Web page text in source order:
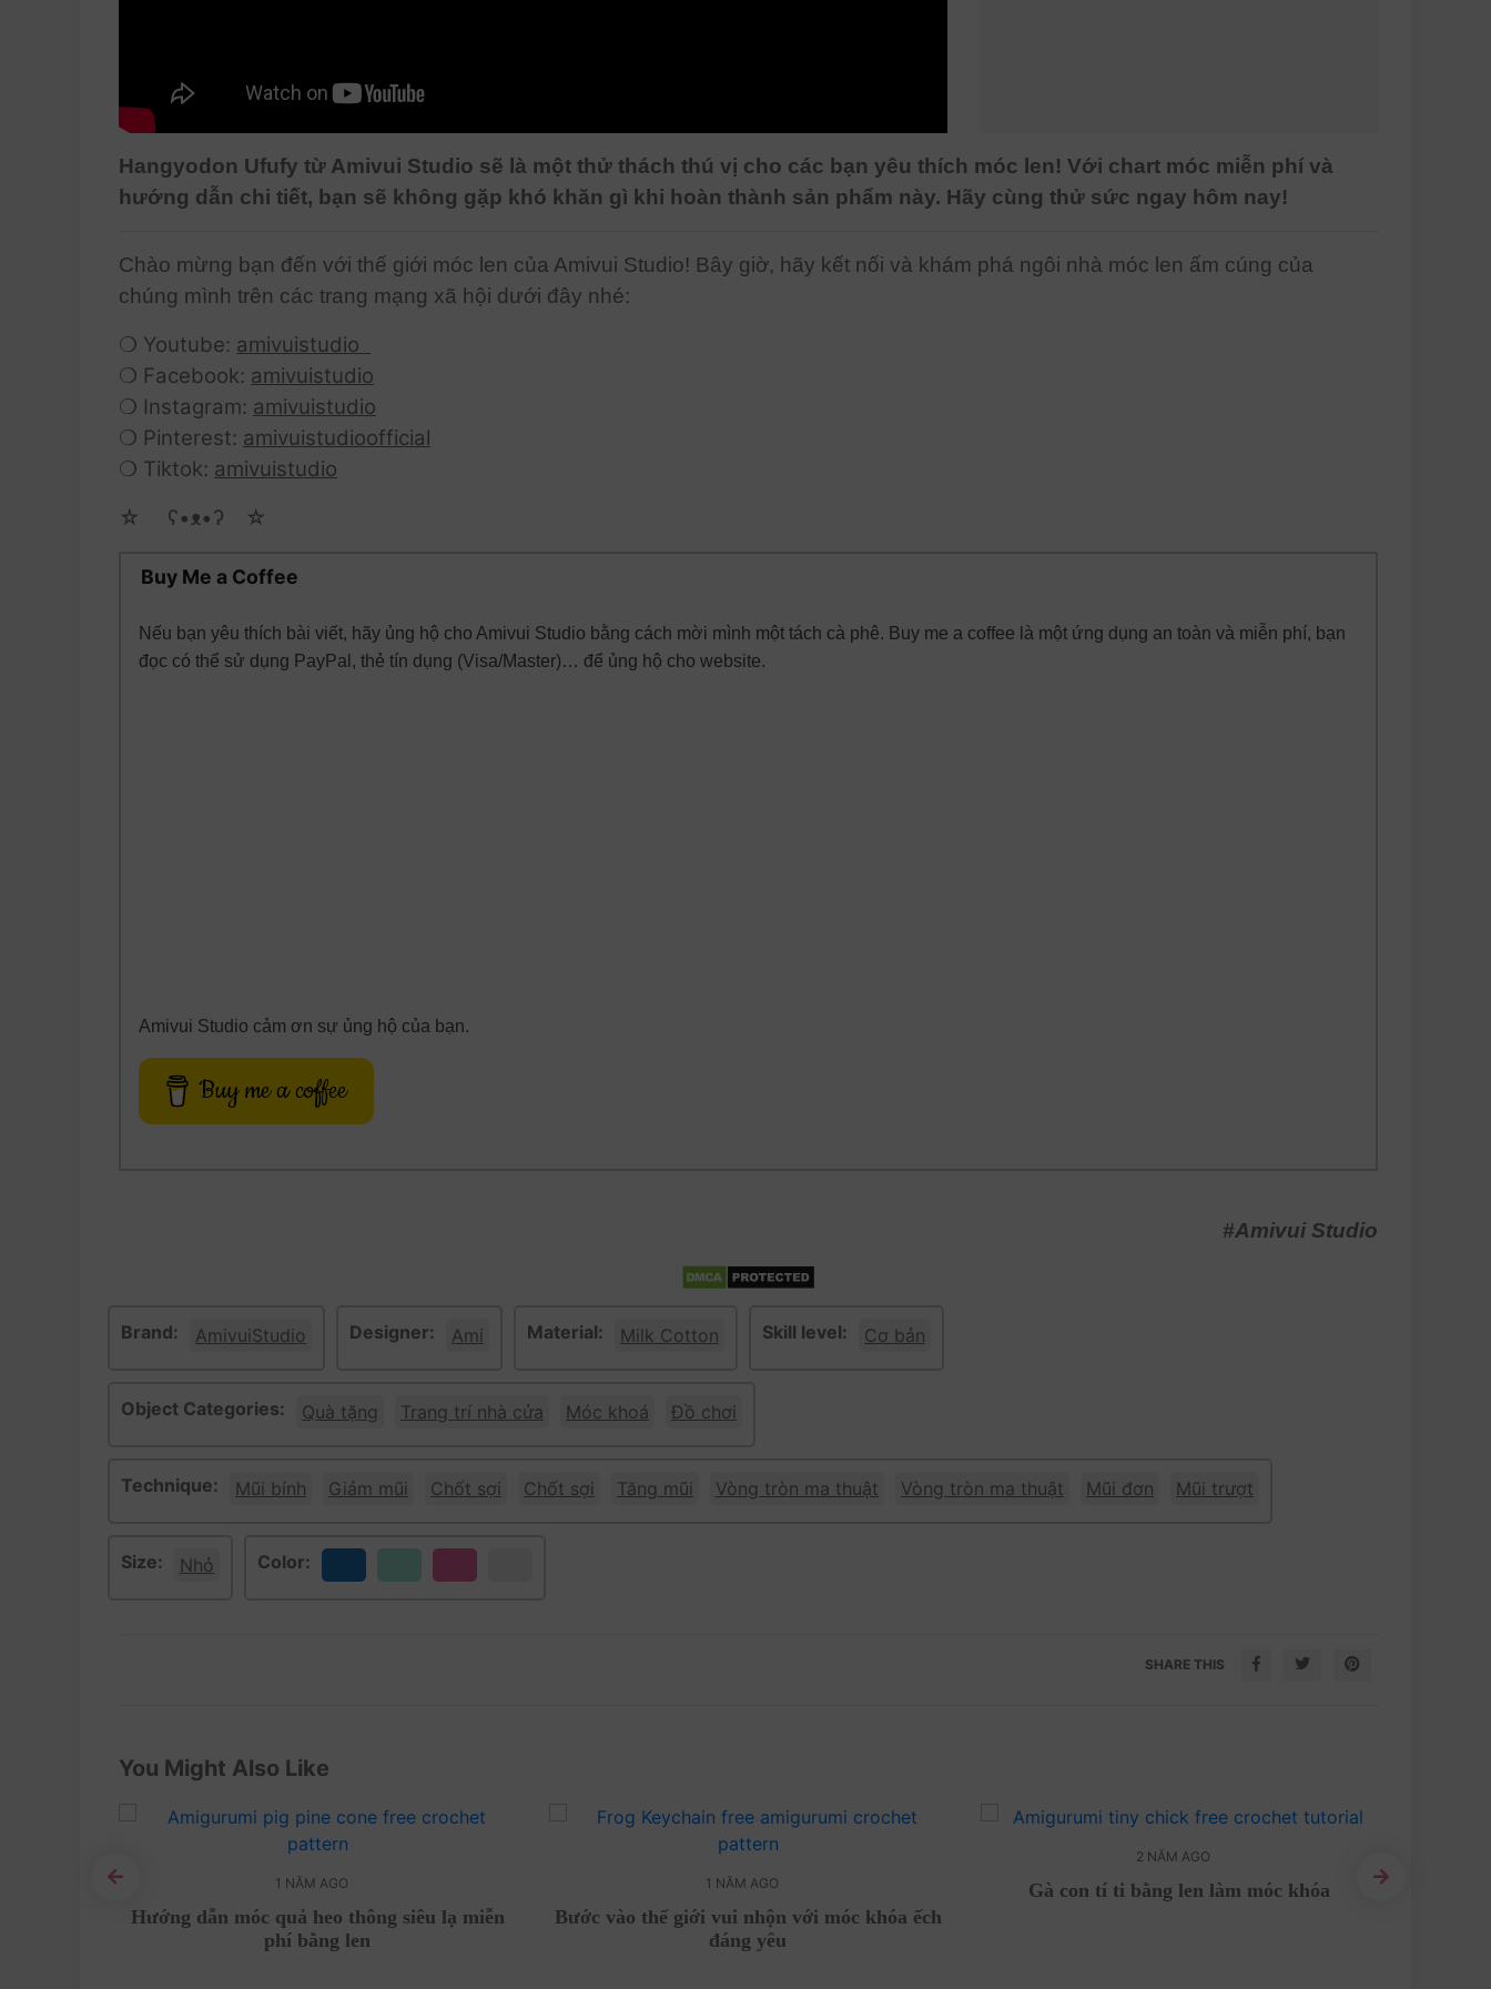
Hangyodon Ufufy từ Amivui Studio sẽ là một thử thách thú vị cho các bạn yêu thích móc len! Với chart móc miễn phí và
hướng dẫn chi tiết, bạn sẽ không gặp khó khăn gì khi hoàn thành sản phẩm này. Hãy cùng thử sức ngay hôm nay!
Chào mừng bạn đến với thế giới móc len của Amivui Studio! Bây giờ, hãy kết nối và khám phá ngôi nhà móc len ấm cúng của
chúng mình trên các trang mạng xã hội dưới đây nhé:
❍ Youtube: amivuistudio
❍ Facebook: amivuistudio
❍ Instagram: amivuistudio
❍ Pinterest: amivuistudioofficial
❍ Tiktok: amivuistudio
☆ゝ ʕ•ᴥ•ʔゝ☆
Buy Me a Coffee
Nếu bạn yêu thích bài viết, hãy ủng hộ cho Amivui Studio bằng cách mời mình một tách cà phê. Buy me a coffee là một ứng dụng an toàn và miễn phí, bạn
đọc có thể sử dụng PayPal, thẻ tín dụng (Visa/Master)… để ủng hộ cho website.
Amivui Studio cảm ơn sự ủng hộ của bạn.
Buy me a coffee
#Amivui Studio
Brand: AmivuiStudio Designer: Ami Material: Milk Cotton Skill level: Cơ bản
Object Categories: Quà tặng Trang trí nhà cửa Móc khoá Đồ chơi
Technique: Mũi bính Giảm mũi Chốt sợi Chốt sợi Tăng mũi Vòng tròn ma thuật Vòng tròn ma thuật Mũi đơn Mũi trượt
Size: Nhỏ Color:
SHARE THIS
You Might Also Like
1 NĂM AGO
Hướng dẫn móc quả heo thông siêu lạ miễn
phí bằng len
1 NĂM AGO
Bước vào thế giới vui nhộn với móc khóa ếch
đáng yêu
2 NĂM AGO
Gà con tí ti bằng len làm móc khóa